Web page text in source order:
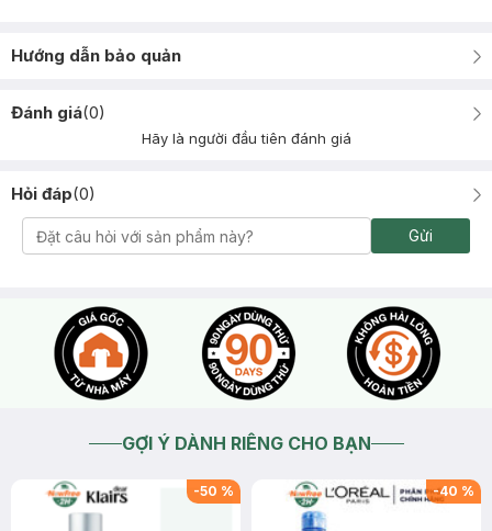
Hướng dẫn bảo quản
Đánh giá(0)
Hãy là người đầu tiên đánh giá
Hỏi đáp(0)
Gửi
GỢI Ý DÀNH RIÊNG CHO BẠN
-50 % -40 %